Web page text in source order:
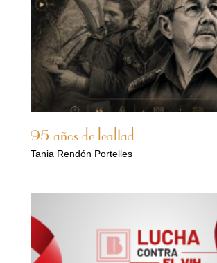
95 años de lealtad
Tania Rendón Portelles